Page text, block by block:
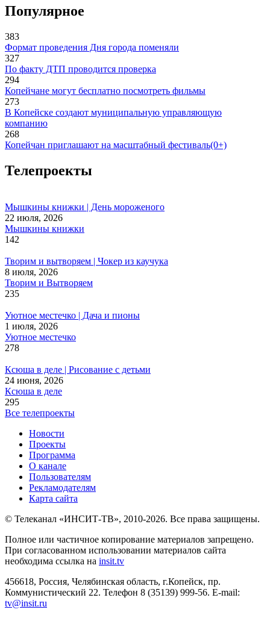
Популярное
383
Формат проведения Дня города поменяли
327
По факту ДТП проводится проверка
294
Копейчане могут бесплатно посмотреть фильмы
273
В Копейске создают муниципальную управляющую
компанию
268
Копейчан приглашают на масштабный фестиваль(0+)
Телепроекты
Мышкины книжки | День мороженого
22 июля, 2026
Мышкины книжки
142
Творим и вытворяем | Чокер из каучука
8 июля, 2026
Творим и Вытворяем
235
Уютное местечко | Дача и пионы
1 июля, 2026
Уютное местечко
278
Ксюша в деле | Рисование с детьми
24 июня, 2026
Ксюша в деле
295
Все телепроекты
Новости
Проекты
Программа
О канале
Пользователям
Рекламодателям
Карта сайта
© Телеканал «ИНСИТ-ТВ», 2010-2026. Все права защищены.
Полное или частичное копирование материалов запрещено.
При согласованном использовании материалов сайта
необходима ссылка на insit.tv
456618, Россия, Челябинская область, г.Копейск, пр.
Коммунистический 22. Телефон 8 (35139) 999-56. E-mail:
tv@insit.ru